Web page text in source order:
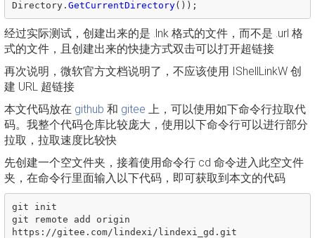
Directory. GetCurrentDirectory());
经过实际测试，创建出来的是 .lnk 格式的文件，而不是 .url 格
式的文件，且创建出来的快捷方式双击可以打开超链接
再次说明，微软官方文档说明了，不应该使用 IShellLinkW 创
建 URL 超链接
本文代码放在 github 和 gitee 上，可以使用如下命令行拉取代
码。我整个代码仓库比较庞大，使用以下命令行可以进行部分
拉取，拉取速度比较快
先创建一个空文件夹，接着使用命令行 cd 命令进入此空文件
夹，在命令行里面输入以下代码，即可获取到本文的代码
git init
git remote add origin
https://gitee.com/lindexi/lindexi_gd.git